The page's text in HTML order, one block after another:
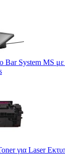
Bar System MS
για Laser